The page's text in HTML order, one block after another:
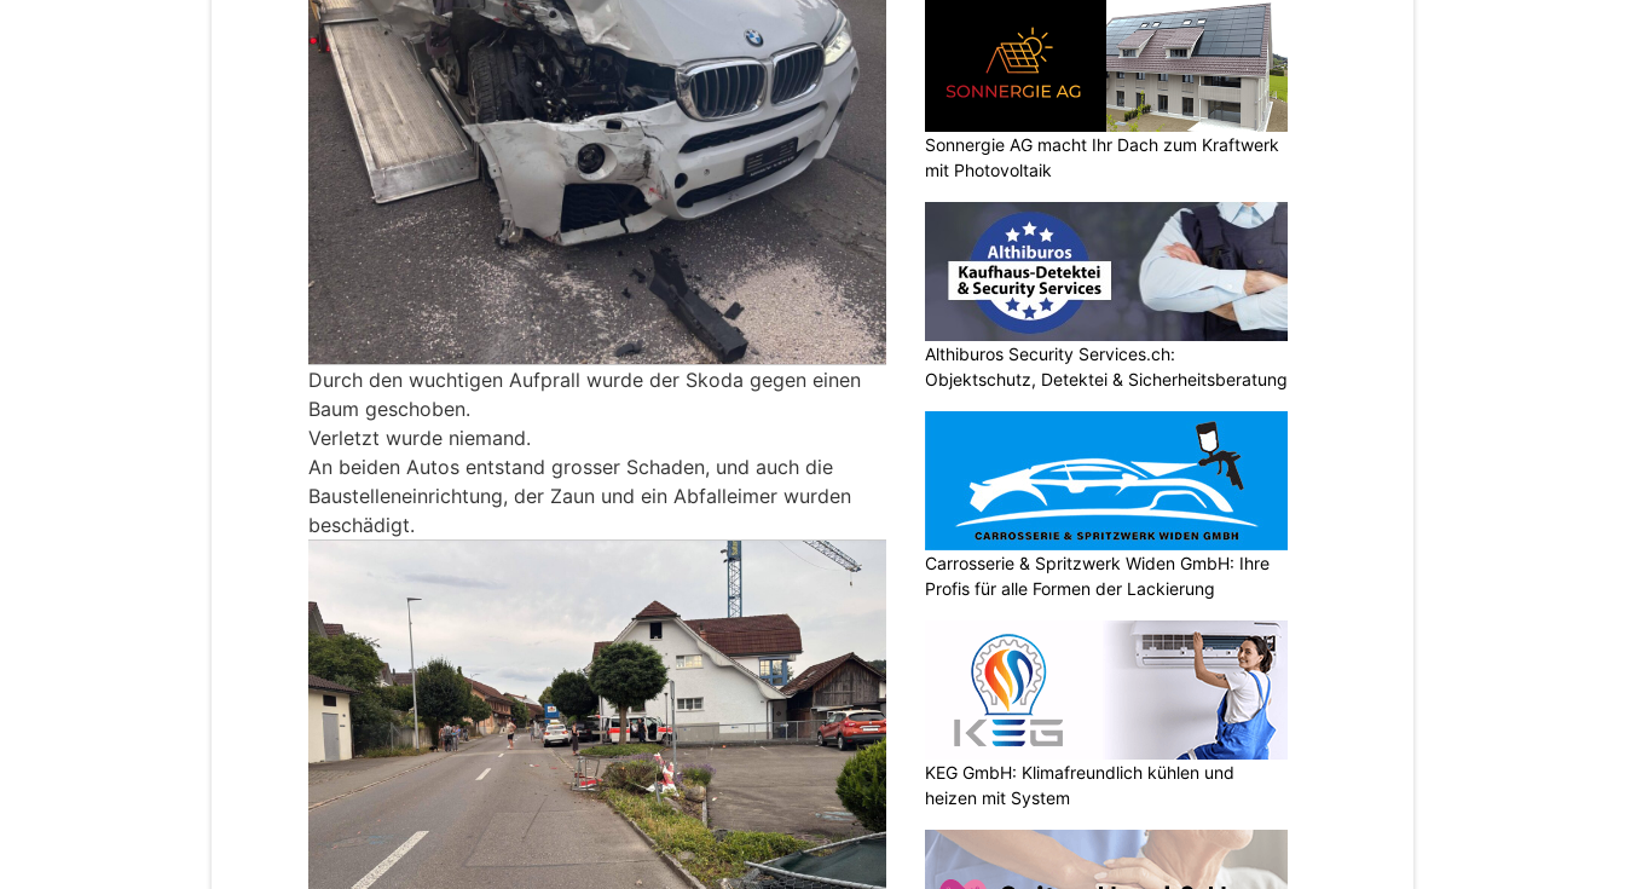
Durch den wuchtigen Aufprall wurde der Skoda gegen einen
Baum geschoben.
Verletzt wurde niemand.
An beiden Autos entstand grosser Schaden, und auch die
Baustelleneinrichtung, der Zaun und ein Abfalleimer wurden
beschädigt.
Sonnergie AG macht Ihr Dach zum Kraftwerk
mit Photovoltaik
Althiburos Security Services.ch:
Objektschutz, Detektei & Sicherheitsberatung
Carrosserie & Spritzwerk Widen GmbH: Ihre
Profis für alle Formen der Lackierung
KEG GmbH: Klimafreundlich kühlen und
heizen mit System